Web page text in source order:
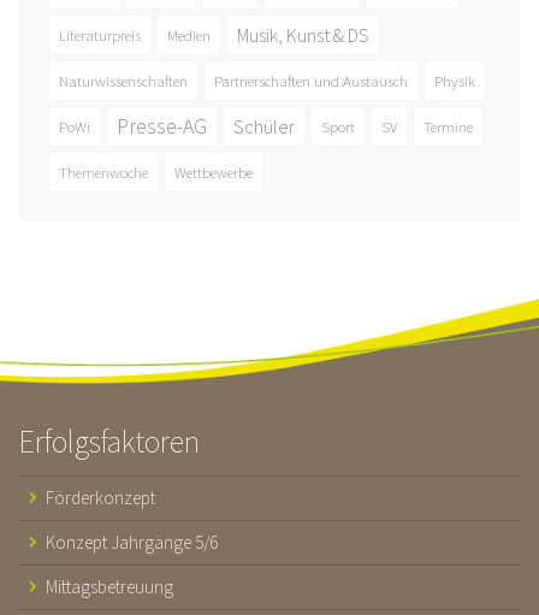
Literaturpreis Medien Musik, Kunst & DS
Naturwissenschaften Partnerschaften und Austausch Physik
PoWi Presse-AG Schüler Sport SV Termine
Themenwoche Wettbewerbe
Erfolgsfaktoren
Förderkonzept
Konzept Jahrgänge 5/6
Mittagsbetreuung